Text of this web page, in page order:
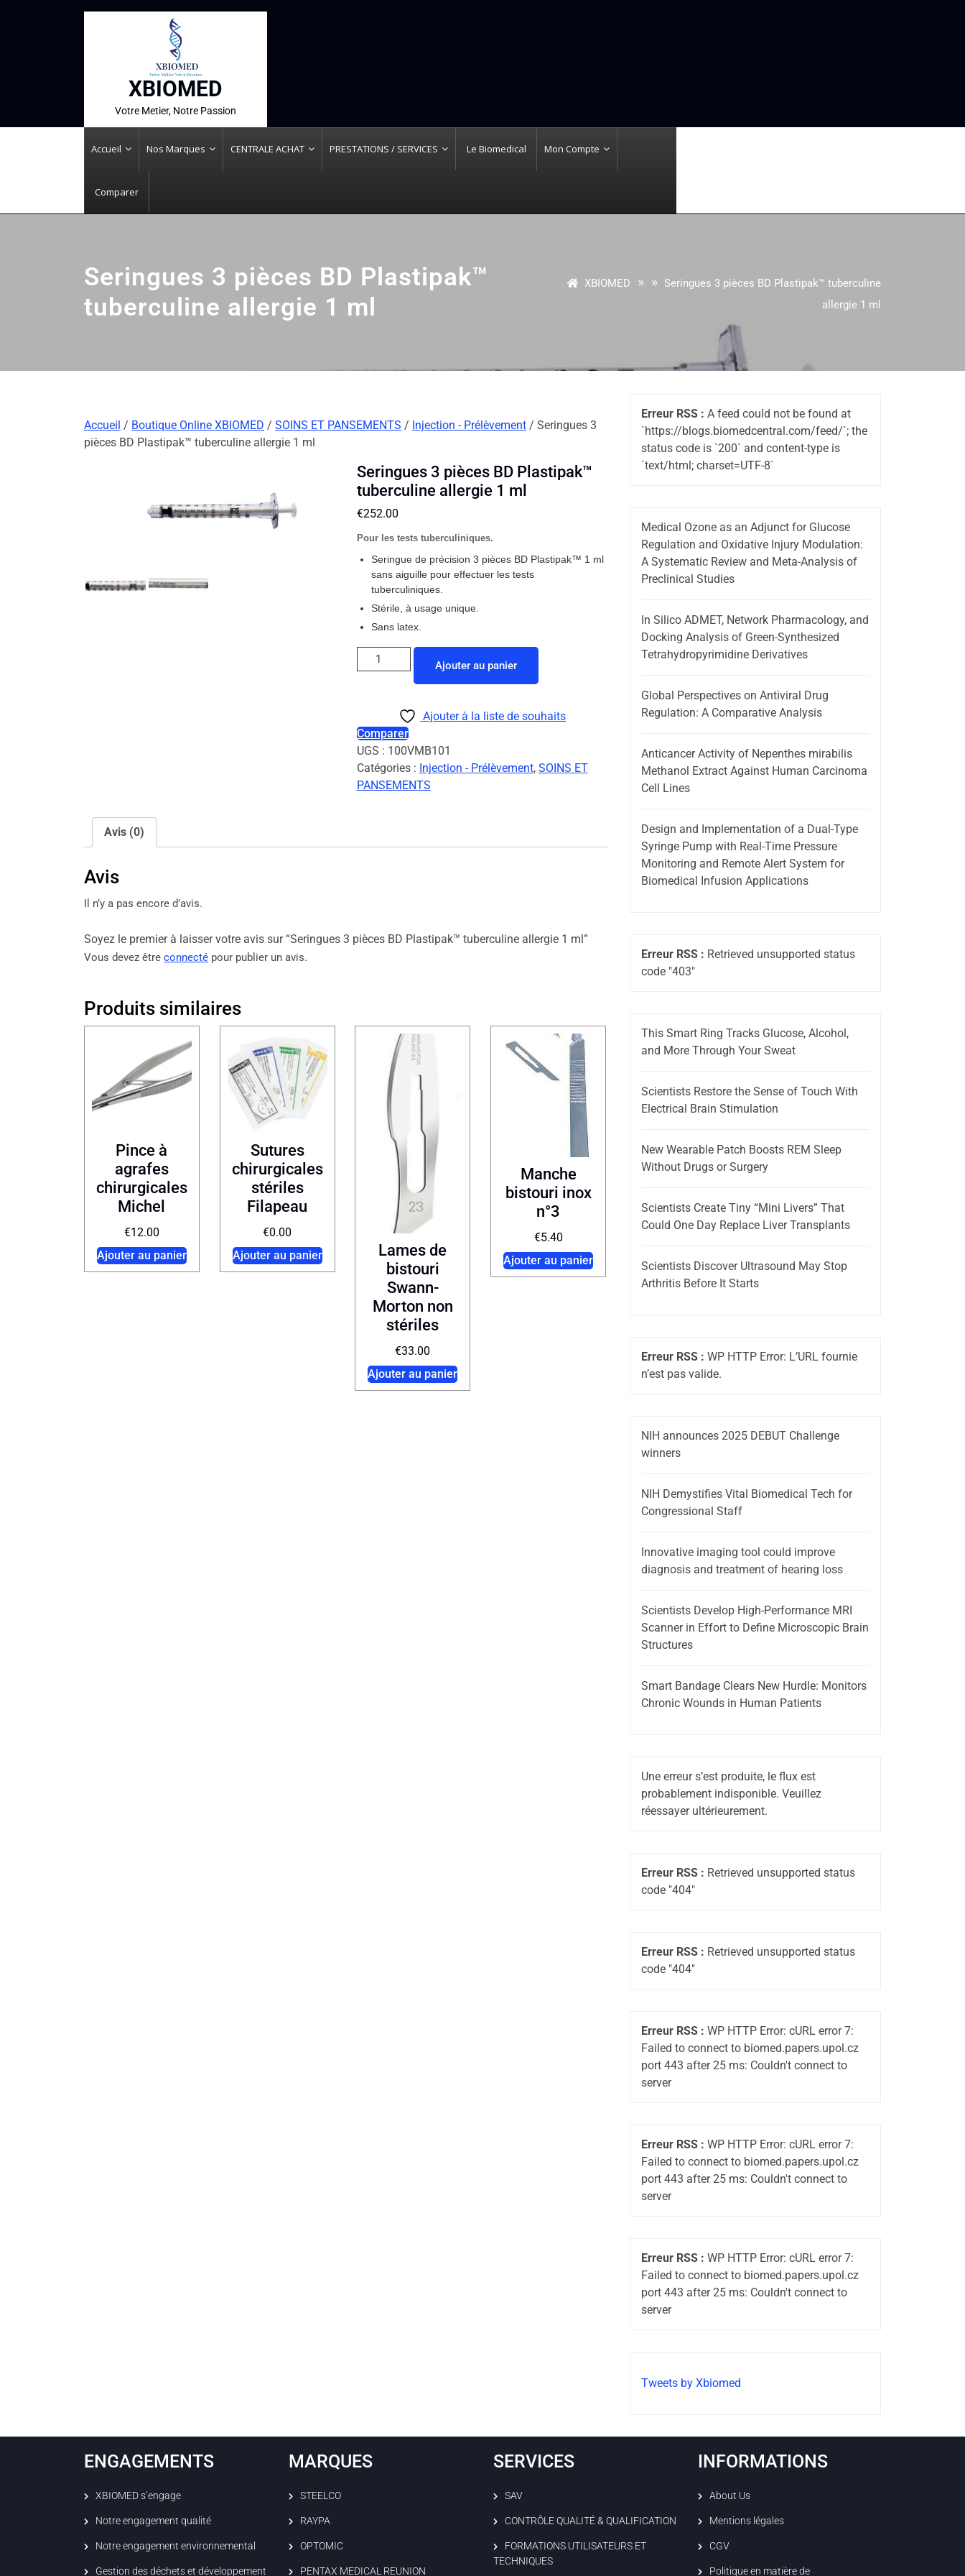
XBIOMED
Votre Metier, Notre Passion
Accueil Nos Marques CENTRALE ACHAT PRESTATIONS / SERVICES Le Biomedical Mon Compte
Comparer
Seringues 3 pièces BD Plastipak™
tuberculine allergie 1 ml
XBIOMED » » Seringues 3 pièces BD Plastipak™ tuberculine
allergie 1 ml
Accueil / Boutique Online XBIOMED / SOINS ET PANSEMENTS / Injection - Prélèvement / Seringues 3
pièces BD Plastipak™ tuberculine allergie 1 ml
Seringues 3 pièces BD Plastipak™
tuberculine allergie 1 ml
€252.00
Pour les tests tuberculiniques.
Seringue de précision 3 pièces BD Plastipak™ 1 ml
sans aiguille pour effectuer les tests
tuberculiniques.
Stérile, à usage unique.
Sans latex.
Ajouter au panier
Ajouter à la liste de souhaits
Comparer
UGS : 100VMB101
Catégories : Injection - Prélèvement, SOINS ET
PANSEMENTS
Avis (0)
Avis
Il n’y a pas encore d’avis.
Soyez le premier à laisser votre avis sur “Seringues 3 pièces BD Plastipak™ tuberculine allergie 1 ml”
Vous devez être connecté pour publier un avis.
Produits similaires
Pince à
agrafes
chirurgicales
Michel
€12.00
Ajouter au panier
Sutures
chirurgicales
stériles
Filapeau
€0.00
Ajouter au panier
Lames de
bistouri
Swann-
Morton non
stériles
€33.00
Ajouter au panier
Manche
bistouri inox
n°3
€5.40
Ajouter au panier
Erreur RSS : A feed could not be found at
`https://blogs.biomedcentral.com/feed/`; the
status code is `200` and content-type is
`text/html; charset=UTF-8`
Medical Ozone as an Adjunct for Glucose
Regulation and Oxidative Injury Modulation:
A Systematic Review and Meta-Analysis of
Preclinical Studies
In Silico ADMET, Network Pharmacology, and
Docking Analysis of Green-Synthesized
Tetrahydropyrimidine Derivatives
Global Perspectives on Antiviral Drug
Regulation: A Comparative Analysis
Anticancer Activity of Nepenthes mirabilis
Methanol Extract Against Human Carcinoma
Cell Lines
Design and Implementation of a Dual-Type
Syringe Pump with Real-Time Pressure
Monitoring and Remote Alert System for
Biomedical Infusion Applications
Erreur RSS : Retrieved unsupported status
code "403"
This Smart Ring Tracks Glucose, Alcohol,
and More Through Your Sweat
Scientists Restore the Sense of Touch With
Electrical Brain Stimulation
New Wearable Patch Boosts REM Sleep
Without Drugs or Surgery
Scientists Create Tiny “Mini Livers” That
Could One Day Replace Liver Transplants
Scientists Discover Ultrasound May Stop
Arthritis Before It Starts
Erreur RSS : WP HTTP Error: L’URL fournie
n’est pas valide.
NIH announces 2025 DEBUT Challenge
winners
NIH Demystifies Vital Biomedical Tech for
Congressional Staff
Innovative imaging tool could improve
diagnosis and treatment of hearing loss
Scientists Develop High-Performance MRI
Scanner in Effort to Define Microscopic Brain
Structures
Smart Bandage Clears New Hurdle: Monitors
Chronic Wounds in Human Patients
Une erreur s’est produite, le flux est
probablement indisponible. Veuillez
réessayer ultérieurement.
Erreur RSS : Retrieved unsupported status
code "404"
Erreur RSS : Retrieved unsupported status
code "404"
Erreur RSS : WP HTTP Error: cURL error 7:
Failed to connect to biomed.papers.upol.cz
port 443 after 25 ms: Couldn't connect to
server
Erreur RSS : WP HTTP Error: cURL error 7:
Failed to connect to biomed.papers.upol.cz
port 443 after 25 ms: Couldn't connect to
server
Erreur RSS : WP HTTP Error: cURL error 7:
Failed to connect to biomed.papers.upol.cz
port 443 after 25 ms: Couldn't connect to
server
Tweets by Xbiomed
ENGAGEMENTS
XBIOMED s’engage
Notre engagement qualité
Notre engagement environnemental
Gestion des déchets et développement
MARQUES
STEELCO
RAYPA
OPTOMIC
PENTAX MEDICAL REUNION
SERVICES
SAV
CONTRÔLE QUALITÉ & QUALIFICATION
FORMATIONS UTILISATEURS ET
TECHNIQUES
INFORMATIONS
About Us
Mentions légales
CGV
Politique en matière de